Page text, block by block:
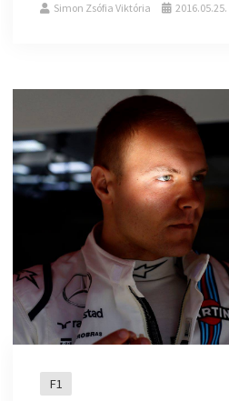
Simon Zsófia Viktória 2016.05.25.
F1